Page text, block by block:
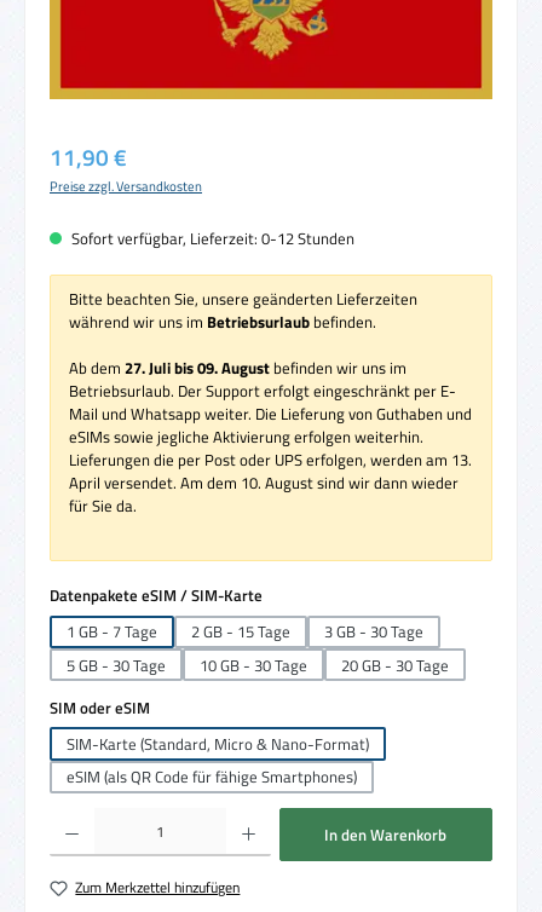
Regulärer Preis:
11,90 €
Preise zzgl. Versandkosten
Sofort verfügbar, Lieferzeit: 0-12 Stunden
Bitte beachten Sie, unsere geänderten Lieferzeiten
während wir uns im Betriebsurlaub befinden.
Ab dem 27. Juli bis 09. August befinden wir uns im
Betriebsurlaub. Der Support erfolgt eingeschränkt per E-
Mail und Whatsapp weiter. Die Lieferung von Guthaben und
eSIMs sowie jegliche Aktivierung erfolgen weiterhin.
Lieferungen die per Post oder UPS erfolgen, werden am 13.
April versendet. Am dem 10. August sind wir dann wieder
für Sie da.
Datenpakete eSIM / SIM-Karte
1 GB - 7 Tage
2 GB - 15 Tage
3 GB - 30 Tage
5 GB - 30 Tage
10 GB - 30 Tage
20 GB - 30 Tage
SIM oder eSIM
SIM-Karte (Standard, Micro & Nano-Format)
eSIM (als QR Code für fähige Smartphones)
In den Warenkorb
Zum Merkzettel hinzufügen